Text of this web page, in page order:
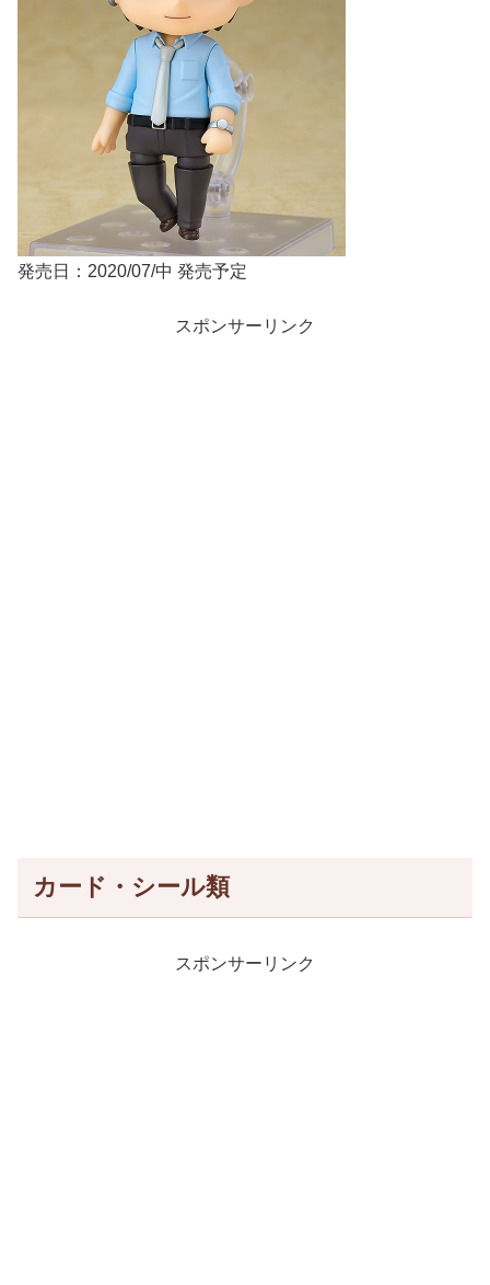
発売日：2020/07/中 発売予定
スポンサーリンク
カード・シール類
スポンサーリンク